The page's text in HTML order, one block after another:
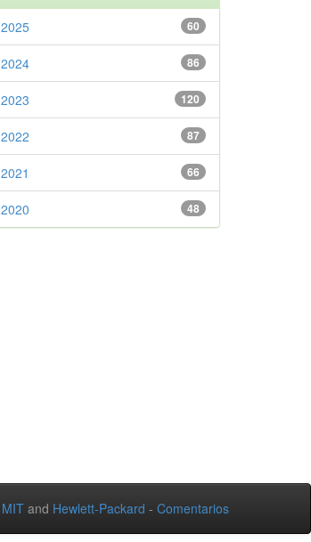
60
2025
86
2024
120
2023
87
2022
66
2021
48
2020
MIT and Hewlett-Packard - Comentarios